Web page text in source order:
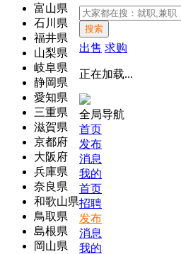
富山県
石川県
福井県
山梨県
岐阜県
静岡県
愛知県
三重県
滋賀県
京都府
大阪府
兵庫県
奈良県
和歌山県
鳥取県
島根県
岡山県
搜索
出售 求购
正在加载...
全局导航
首页
发布
消息
我的
首页
招聘
发布
消息
我的